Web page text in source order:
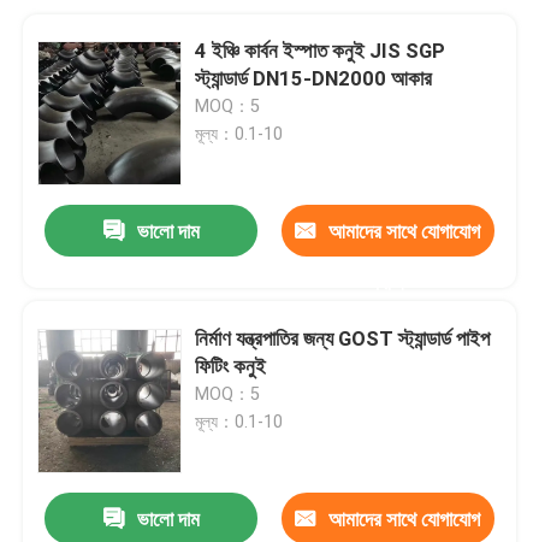
4 ইঞ্চি কার্বন ইস্পাত কনুই JIS SGP
স্ট্যান্ডার্ড DN15-DN2000 আকার
MOQ：5
মূল্য：0.1-10
ভালো দাম আমাদের সাথে যোগাযোগ
নির্মাণ যন্ত্রপাতির জন্য GOST স্ট্যান্ডার্ড পাইপ
ফিটিং কনুই
MOQ：5
মূল্য：0.1-10
ভালো দাম আমাদের সাথে যোগাযোগ